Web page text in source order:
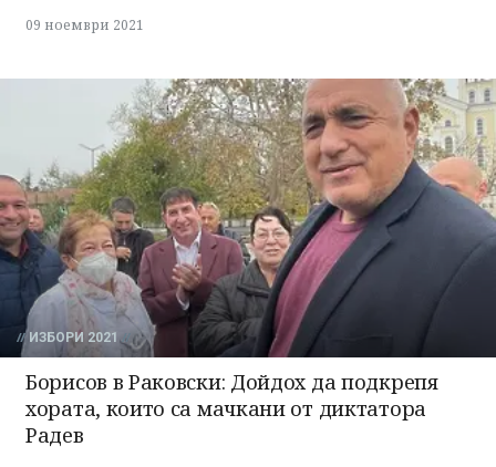
09 ноември 2021
ИЗБОРИ 2021
Борисов в Раковски: Дойдох да подкрепя
хората, които са мачкани от диктатора
Радев